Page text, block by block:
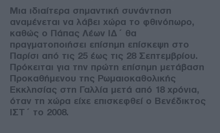
Μια ιδιαίτερα σημαντική συνάντηση
αναμένεται να λάβει χώρα το φθινόπωρο,
καθώς ο Πάπας Λέων ΙΔ΄ θα
πραγματοποιήσει επίσημη επίσκεψη στο
Παρίσι από τις 25 έως τις 28 Σεπτεμβρίου.
Πρόκειται για την πρώτη επίσημη μετάβαση
Προκαθήμενου της Ρωμαιοκαθολικής
Εκκλησίας στη Γαλλία μετά από 18 χρόνια,
όταν τη χώρα είχε επισκεφθεί ο Βενέδικτος
ΙΣΤ΄ το 2008.